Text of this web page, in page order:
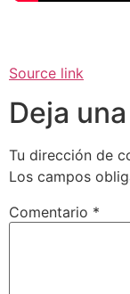
Source link
Deja
Tu dirección de
Los campos
Comentario *